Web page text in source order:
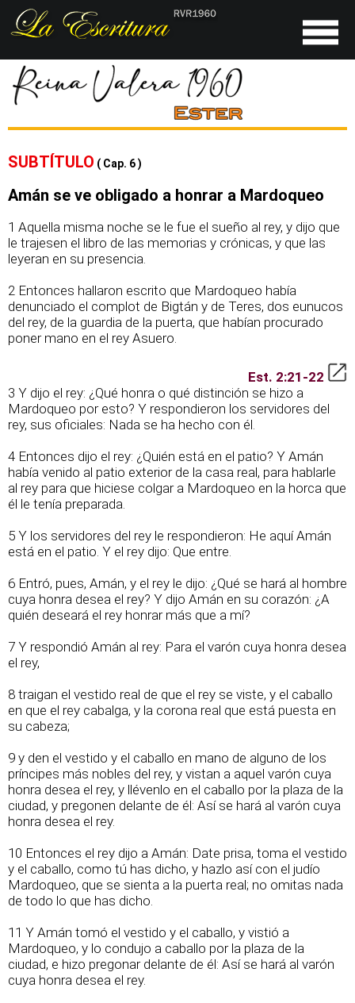
SUBTÍTULO ( Cap. 6 )
Amán se ve obligado a honrar a Mardoqueo
1 Aquella misma noche se le fue el sueño al rey, y dijo que
le trajesen el libro de las memorias y crónicas, y que las
leyeran en su presencia.
2 Entonces hallaron escrito que Mardoqueo había
denunciado el complot de Bigtán y de Teres, dos eunucos
del rey, de la guardia de la puerta, que habían procurado
poner mano en el rey Asuero.
Est. 2:21-22
3 Y dijo el rey: ¿Qué honra o qué distinción se hizo a
Mardoqueo por esto? Y respondieron los servidores del
rey, sus oficiales: Nada se ha hecho con él.
4 Entonces dijo el rey: ¿Quién está en el patio? Y Amán
había venido al patio exterior de la casa real, para hablarle
al rey para que hiciese colgar a Mardoqueo en la horca que
él le tenía preparada.
5 Y los servidores del rey le respondieron: He aquí Amán
está en el patio. Y el rey dijo: Que entre.
6 Entró, pues, Amán, y el rey le dijo: ¿Qué se hará al hombre
cuya honra desea el rey? Y dijo Amán en su corazón: ¿A
quién deseará el rey honrar más que a mí?
7 Y respondió Amán al rey: Para el varón cuya honra desea
el rey,
8 traigan el vestido real de que el rey se viste, y el caballo
en que el rey cabalga, y la corona real que está puesta en
su cabeza;
9 y den el vestido y el caballo en mano de alguno de los
príncipes más nobles del rey, y vistan a aquel varón cuya
honra desea el rey, y llévenlo en el caballo por la plaza de la
ciudad, y pregonen delante de él: Así se hará al varón cuya
honra desea el rey.
10 Entonces el rey dijo a Amán: Date prisa, toma el vestido
y el caballo, como tú has dicho, y hazlo así con el judío
Mardoqueo, que se sienta a la puerta real; no omitas nada
de todo lo que has dicho.
11 Y Amán tomó el vestido y el caballo, y vistió a
Mardoqueo, y lo condujo a caballo por la plaza de la
ciudad, e hizo pregonar delante de él: Así se hará al varón
cuya honra desea el rey.